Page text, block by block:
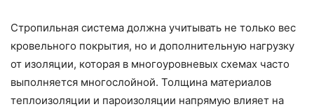
Стропильная система должна учитывать не только вес
кровельного покрытия, но и дополнительную нагрузку
от изоляции, которая в многоуровневых схемах часто
выполняется многослойной. Толщина материалов
теплоизоляции и пароизоляции напрямую влияет на